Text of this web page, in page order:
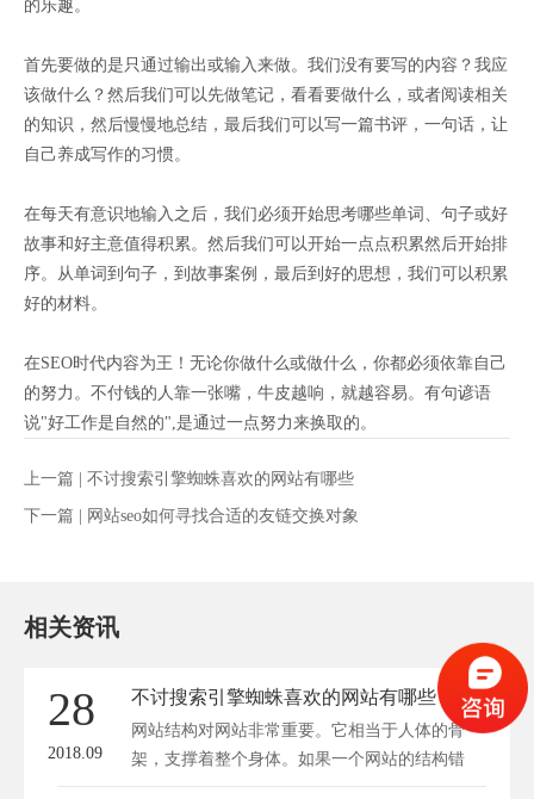
的乐趣。
首先要做的是只通过输出或输入来做。我们没有要写的内容？我应
该做什么？然后我们可以先做笔记，看看要做什么，或者阅读相关
的知识，然后慢慢地总结，最后我们可以写一篇书评，一句话，让
自己养成写作的习惯。
在每天有意识地输入之后，我们必须开始思考哪些单词、句子或好
故事和好主意值得积累。然后我们可以开始一点点积累然后开始排
序。从单词到句子，到故事案例，最后到好的思想，我们可以积累
好的材料。
在SEO时代内容为王！无论你做什么或做什么，你都必须依靠自己
的努力。不付钱的人靠一张嘴，牛皮越响，就越容易。有句谚语
说"好工作是自然的",是通过一点努力来换取的。
上一篇 | 不讨搜索引擎蜘蛛喜欢的网站有哪些
下一篇 | 网站seo如何寻找合适的友链交换对象
相关资讯
28
2018.09
不讨搜索引擎蜘蛛喜欢的网站有哪些
网站结构对网站非常重要。它相当于人体的骨
架，支撑着整个身体。如果一个网站的结构错
综...